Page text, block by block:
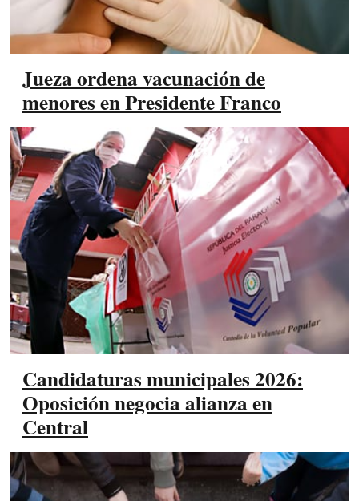
Jueza ordena vacunación de
menores en Presidente Franco
Candidaturas municipales 2026:
Oposición negocia alianza en
Central